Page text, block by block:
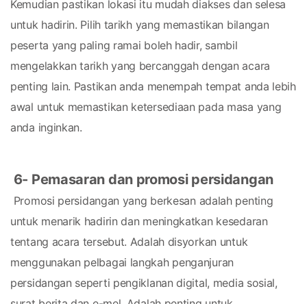
Kemudian pastikan lokasi itu mudah diakses dan selesa
untuk hadirin. Pilih tarikh yang memastikan bilangan
peserta yang paling ramai boleh hadir, sambil
mengelakkan tarikh yang bercanggah dengan acara
penting lain. Pastikan anda menempah tempat anda lebih
awal untuk memastikan ketersediaan pada masa yang
anda inginkan.
6- Pemasaran dan promosi persidangan
untuk menarik hadirin dan meningkatkan kesedaran
tentang acara tersebut. Adalah disyorkan untuk
menggunakan pelbagai langkah penganjuran
persidangan seperti pengiklanan digital, media sosial,